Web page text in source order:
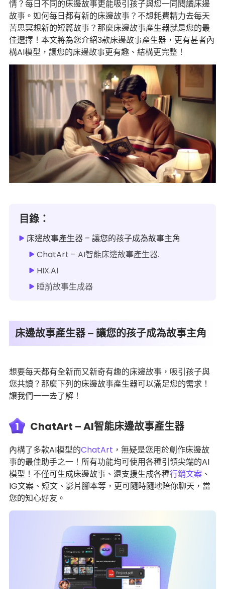
情？每日不同的床邊故事更能吸引孩子與您一同閱讀床邊
故事。如何每日都有新的床邊故事？不想耗費精力去每天
苦思冥想新的短篇故事？那麼床邊故事產生器就是您的最
佳選擇！本文將為您介紹3款床邊故事產生器，更有甚者內
構AI模型，讓您的床邊故事更有趣、結構更完整！
目錄：
床邊故事產生器 – 讓您的孩子成為故事主角
ChatArt – AI智能床邊故事產生器.
HIX.AI
睡前故事生成器
床邊故事產生器 – 讓您的孩子成為故事主角
想要每天都有全新而又新奇有趣的床邊故事，吸引孩子與
您共讀？那麼下列的床邊故事產生器可以滿足您的需求！
讓我們一一去了解！
1 ChatArt – AI智能床邊故事產生器
內構了多款AI模型的ChatArt ，無疑是您用於創作床邊故
事的最佳助手之一！所有功能均可使用各種引領尖端的AI
模型！不僅可生成床邊故事、還支援生成各種行銷文案 、
IG文案、短文、影片腳本等，更可隨時隨地陪你聊天，當
您的知心好友。